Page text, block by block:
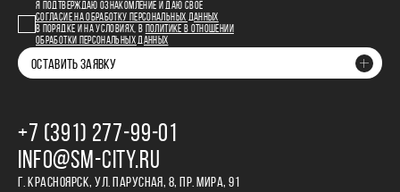
Я ПОДТВЕРЖДАЮ ОЗНАКОМЛЕНИЕ И ДАЮ СВОЕ
СОГЛАСИЕ НА ОБРАБОТКУ ПЕРСОНАЛЬНЫХ ДАННЫХ
В ПОРЯДКЕ И НА УСЛОВИЯХ, В
ПОЛИТИКЕ В ОТНОШЕНИИ
ОБРАБОТКИ ПЕРСОНАЛЬНЫХ ДАННЫХ
ОСТАВИТЬ ЗАЯВКУ
+7 (391) 277‒99‒01
INFO@SM-CITY.RU
Г. КРАСНОЯРСК, УЛ. ПАРУСНАЯ, 8, ПР. МИРА, 91